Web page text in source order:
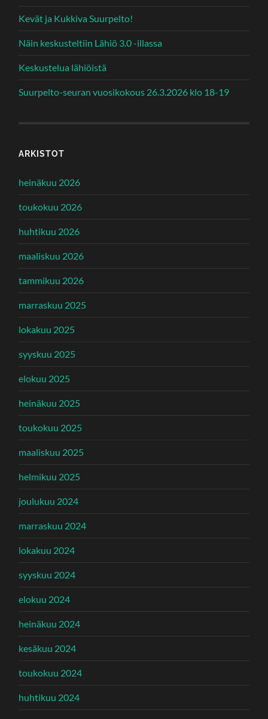
Kevät ja Kukkiva Suurpelto!
Näin keskusteltiin Lähiö 3.0 -illassa
Keskustelua lähiöistä
Suurpelto-seuran vuosikokous 26.3.2026 klo 18-19
ARKISTOT
heinäkuu 2026
toukokuu 2026
huhtikuu 2026
maaliskuu 2026
tammikuu 2026
marraskuu 2025
lokakuu 2025
syyskuu 2025
elokuu 2025
heinäkuu 2025
toukokuu 2025
maaliskuu 2025
helmikuu 2025
joulukuu 2024
marraskuu 2024
lokakuu 2024
syyskuu 2024
elokuu 2024
heinäkuu 2024
kesäkuu 2024
toukokuu 2024
huhtikuu 2024